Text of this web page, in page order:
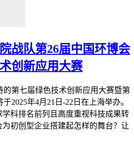
战队第26届中国环博会
创新应用大赛
的第七届绿色技术创新应用大赛暨第
2025年4月21日-22日在上海举办。
学科排名前列且高度重视科技成果转
为初创型企业搭建起怎样的舞台？让